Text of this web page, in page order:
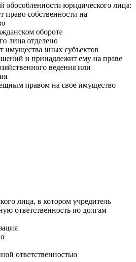
обособленности юридического лица:
право собственности на
обороте
лица отделено
имущества иных субъектов
и принадлежит ему на праве
ведения или
правом на свое имущество
лица, в котором учредитель
ответственность по долгам
ответственностью